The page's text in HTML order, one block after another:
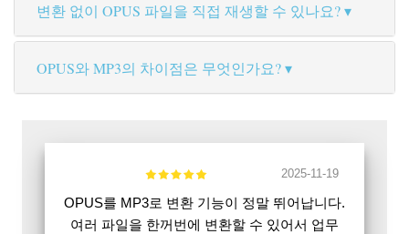
변환 없이 OPUS 파일을 직접 재생할 수 있나요?
OPUS와 MP3의 차이점은 무엇인가요?
2025-11-19
OPUS를 MP3로 변환 기능이 정말 뛰어납니다.
여러 파일을 한꺼번에 변환할 수 있어서 업무